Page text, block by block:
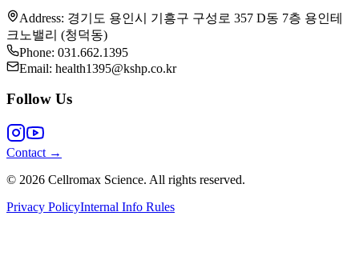
Address: 경기도 용인시 기흥구 구성로 357 D동 7층 용인테
크노밸리 (청덕동)
Phone: 031.662.1395
Email: health1395@kshp.co.kr
Follow Us
Contact →
© 2026 Cellromax Science. All rights reserved.
Privacy PolicyInternal Info Rules